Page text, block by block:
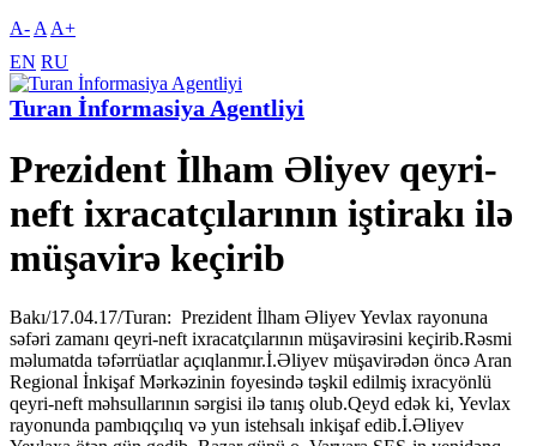
A- A A+
EN RU
Turan İnformasiya Agentliyi
Prezident İlham Əliyev qeyri-
neft ixracatçılarının iştirakı ilə
müşavirə keçirib
Bakı/17.04.17/Turan: Prezident İlham Əliyev Yevlax rayonuna
səfəri zamanı qeyri-neft ixracatçılarının müşavirəsini keçirib.Rəsmi
məlumatda təfərrüatlar açıqlanmır.İ.Əliyev müşavirədən öncə Aran
Regional İnkişaf Mərkəzinin foyesində təşkil edilmiş ixracyönlü
qeyri-neft məhsullarının sərgisi ilə tanış olub.Qeyd edək ki, Yevlax
rayonunda pambıqçılıq və yun istehsalı inkişaf edib.İ.Əliyev